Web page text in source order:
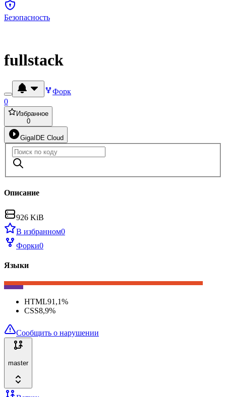
Безопасность
fullstack
Форк
0
Избранное
0
GigaIDE Cloud
Описание
926 KiB
В избранном0
Форки0
Языки
HTML91,1%
CSS8,9%
Сообщить о нарушении
master